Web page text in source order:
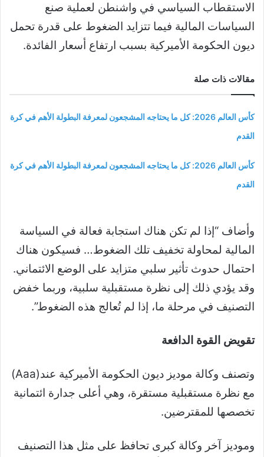
الاستقطاب السياسي في واشنطن لعملية صنع
السياسات المالية فيما تتزايد الضغوط على قدرة تحمل
ديون الحكومة الأميركية بسبب ارتفاع أسعار الفائدة.
مقالات ذات صلة
كأس العالم 2026: كل ما يحتاجه المشجعون لمعرفة البطولة الأهم في كرة
القدم
كأس العالم 2026: كل ما يحتاجه المشجعون لمعرفة البطولة الأهم في كرة
القدم
وأضاف “إذا لم تكن هناك استجابة فعالة في السياسة
المالية لمحاولة تخفيف تلك الضغوط… فسيكون هناك
احتمال حدوث تأثير سلبي متزايد على الوضع الائتماني.
وقد يؤدي ذلك إلى نظرة مستقبلية سلبية، وربما خفض
التصنيف في مرحلة ما، إذا لم تُعالج هذه الضغوط”.
تقويض القوة الدافعة
وتصنف وكالة موديز ديون الحكومة الأميركية عند(Aaa)
مع نظرة مستقبلية مستقرة، وهي أعلى جدارة ائتمانية
تخصصها للمقترضين.
وموديز آخر وكالة كبرى تحافظ على مثل هذا التصنيف